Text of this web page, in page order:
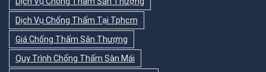
Dịch Vụ Chống Thấm Tại Tphcm
Giá Chống Thấm Sân Thượng
Quy Trình Chống Thấm Sàn Mái